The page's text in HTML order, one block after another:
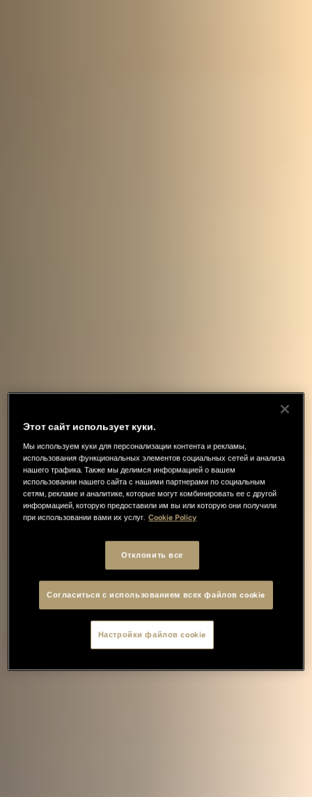
Этот сайт использует куки.
Мы используем куки для персонализации контента и рекламы,
использования функциональных элементов социальных сетей и анализа
нашего трафика. Также мы делимся информацией о вашем
использовании нашего сайта с нашими партнерами по социальным
сетям, рекламе и аналитике, которые могут комбинировать ее с другой
информацией, которую предоставили им вы или которую они получили
при использовании вами их услуг. Cookie Policy
Отклонить все
Согласиться с использованием всех файлов cookie
Настройки файлов cookie